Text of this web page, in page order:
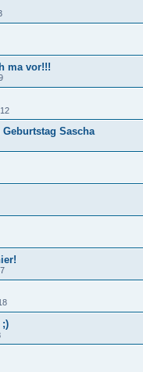
ma vor!!!
Sascha
;)